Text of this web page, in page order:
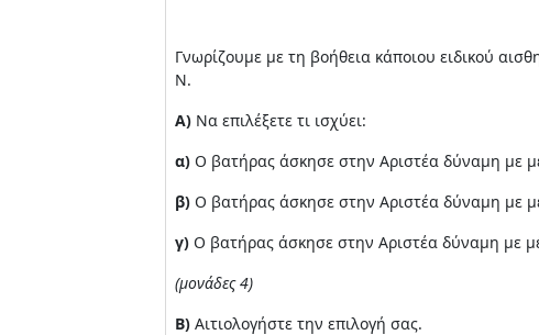
Γνωρίζουμε με τη βοήθεια κάποιου ειδικού
N.
Α) Να επιλέξετε τι ισχύει:
α) Ο βατήρας άσκησε στην Αριστέα δύναμη με
β) Ο βατήρας άσκησε στην Αριστέα δύναμη με
γ) Ο βατήρας άσκησε στην Αριστέα δύναμη με
(μονάδες 4)
Β) Αιτιολογήστε την επιλογή σας.